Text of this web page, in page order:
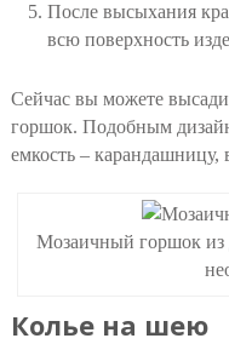
После высыхания
всю поверхность
Сейчас вы можете
горшок. Подобным
емкость – карандашницу,
Мозаичный горшок из
Колье на шею